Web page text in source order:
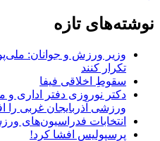
نوشته‌های تازه
وزیر ورزش و جوانان:
تکرار کنند
سقوطِ اخلاقی فیفا
دکتر نوروزی دفتر اداری و
ورزشی آذربایجان غربی را
انتخابات فدراسیون‌های
پرسپولیس افشا کرد!